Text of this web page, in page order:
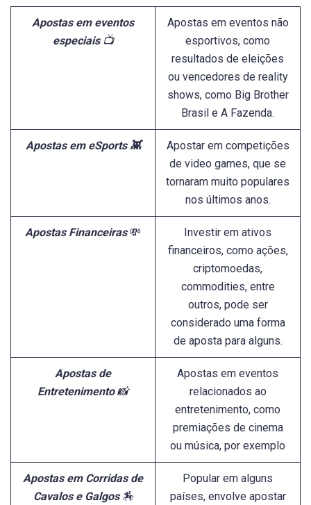
Apostas em eventos
especiais📺
Apostas em eventos não
esportivos, como
resultados de eleições
ou vencedores de reality
shows, como Big Brother
Brasil e A Fazenda.
Apostas em eSports 👾
Apostar em competições
de video games, que se
tornaram muito populares
nos últimos anos.
Apostas Financeiras💸
Investir em ativos
financeiros, como ações,
criptomoedas,
commodities, entre
outros, pode ser
considerado uma forma
de aposta para alguns.
Apostas de
Entretenimento📸
Apostas em eventos
relacionados ao
entretenimento, como
premiações de cinema
ou música, por exemplo
Apostas em Corridas de
Cavalos e Galgos🏇
Popular em alguns
países, envolve apostar